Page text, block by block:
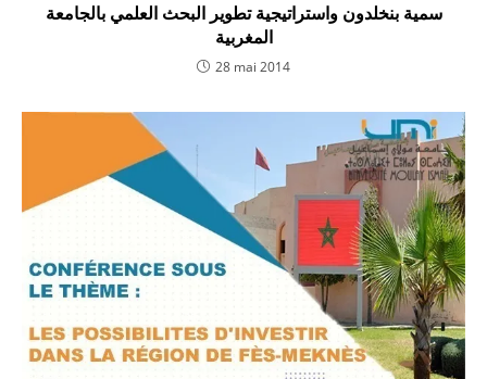
سمية بنخلدون واستراتيجية تطوير البحث العلمي بالجامعة
المغربية
28 mai 2014